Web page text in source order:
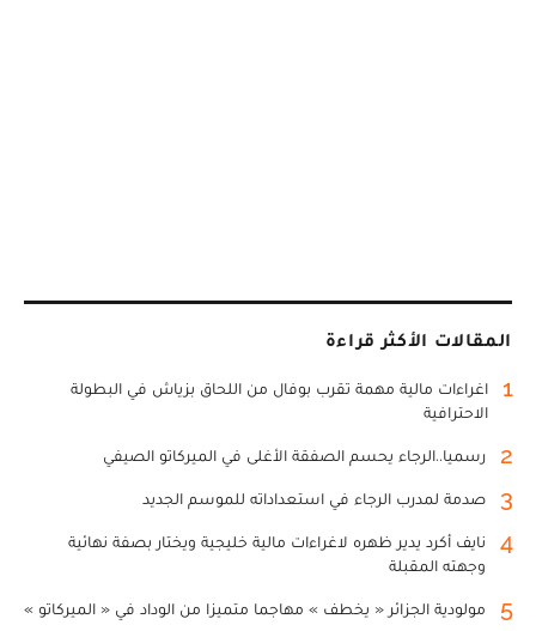
المقالات الأكثر قراءة
1
اغراءات مالية مهمة تقرب بوفال من اللحاق بزياش في البطولة
الاحترافية
2 رسميا..الرجاء يحسم الصفقة الأغلى في الميركاتو الصيفي
3 صدمة لمدرب الرجاء في استعداداته للموسم الجديد
4
نايف أكرد يدير ظهره لاغراءات مالية خليجية ويختار بصفة نهائية
وجهته المقبلة
5 مولودية الجزائر « يخطف » مهاجما متميزا من الوداد في « الميركاتو »